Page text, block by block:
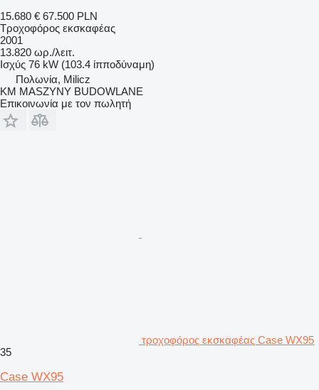
15.680 € 67.500 PLN
Τροχοφόρος εκσκαφέας
2001
13.820 ωρ./λειτ.
Ισχύς 76 kW (103.4 ίπποδύναμη)
Πολωνία, Milicz
KM MASZYNY BUDOWLANE
Επικοινωνία με τον πωλητή
τροχοφόρος εκσκαφέας Case WX95
35
Case WX95